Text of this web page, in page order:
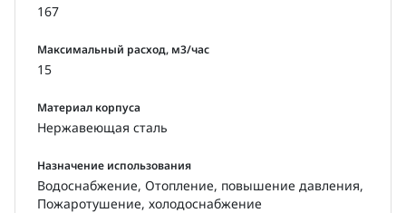
167
Максимальный расход, м3/час
15
Материал корпуса
Нержавеющая сталь
Назначение использования
Водоснабжение, Отопление, повышение давления,
Пожаротушение, холодоснабжение